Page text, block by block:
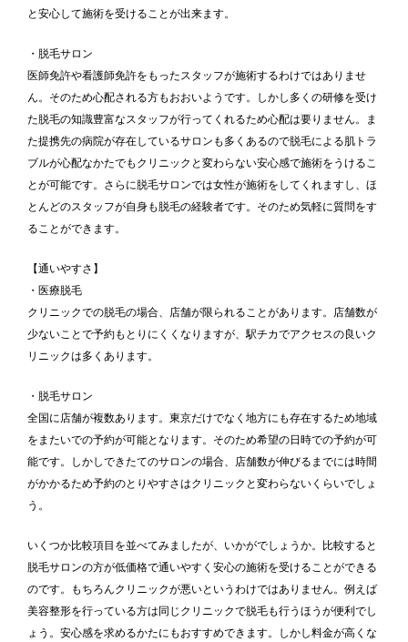
と安心して施術を受けることが出来ます。
・脱毛サロン
医師免許や看護師免許をもったスタッフが施術するわけではありませ
ん。そのため心配される方もおおいようです。しかし多くの研修を受け
た脱毛の知識豊富なスタッフが行ってくれるため心配は要りません。ま
た提携先の病院が存在しているサロンも多くあるので脱毛による肌トラ
ブルが心配なかたでもクリニックと変わらない安心感で施術をうけるこ
とが可能です。さらに脱毛サロンでは女性が施術をしてくれますし、ほ
とんどのスタッフが自身も脱毛の経験者です。そのため気軽に質問をす
ることができます。
【通いやすさ】
・医療脱毛
クリニックでの脱毛の場合、店舗が限られることがあります。店舗数が
少ないことで予約もとりにくくなりますが、駅チカでアクセスの良いク
リニックは多くあります。
・脱毛サロン
全国に店舗が複数あります。東京だけでなく地方にも存在するため地域
をまたいでの予約が可能となります。そのため希望の日時での予約が可
能です。しかしできたてのサロンの場合、店舗数が伸びるまでには時間
がかかるため予約のとりやすさはクリニックと変わらないくらいでしょ
う。
いくつか比較項目を並べてみましたが、いかがでしょうか。比較すると
脱毛サロンの方が低価格で通いやすく安心の施術を受けることができる
のです。もちろんクリニックが悪いというわけではありません。例えば
美容整形を行っている方は同じクリニックで脱毛も行うほうが便利でし
ょう。安心感を求めるかたにもおすすめできます。しかし料金が高くな